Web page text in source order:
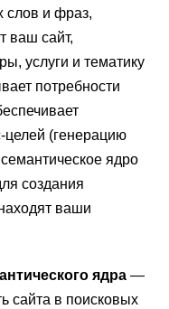
слов и фраз,
ваш сайт,
услуги и тематику
потребности
целей (генерацию
ядро
создания
ваши
ядра —
сайта в поисковых